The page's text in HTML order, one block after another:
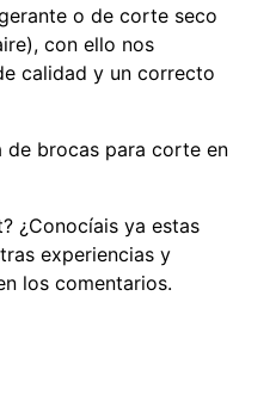
o de corte seco
con ello nos
calidad y un correcto
de brocas para corte en
¿Conocíais ya estas
experiencias y
los comentarios.